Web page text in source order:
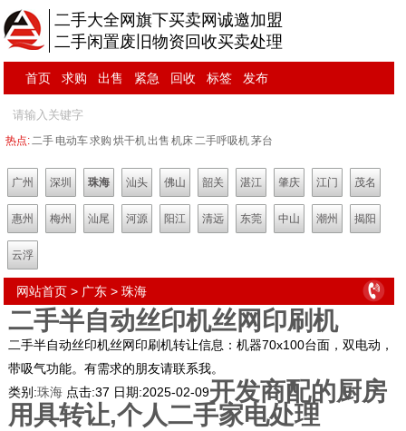
二手大全网旗下买卖网诚邀加盟
二手闲置废旧物资回收买卖处理
首页 求购 出售 紧急 回收 标签 发布
热点:二手 电动车求购 烘干机出售 机床二手呼吸机茅台
广州 深圳 珠海 汕头 佛山 韶关 湛江 肇庆 江门 茂名
惠州 梅州 汕尾 河源 阳江 清远 东莞 中山 潮州 揭阳
云浮
网站首页 > 广东 >珠海
二手半自动丝印机丝网印刷机
二手半自动丝印机丝网印刷机转让信息：机器70x100台面，双电动，
带吸气功能。有需求的朋友请联系我。
类别:珠海 点击:37 日期:2025-02-09开发商配的厨房
用具转让,个人二手家电处理